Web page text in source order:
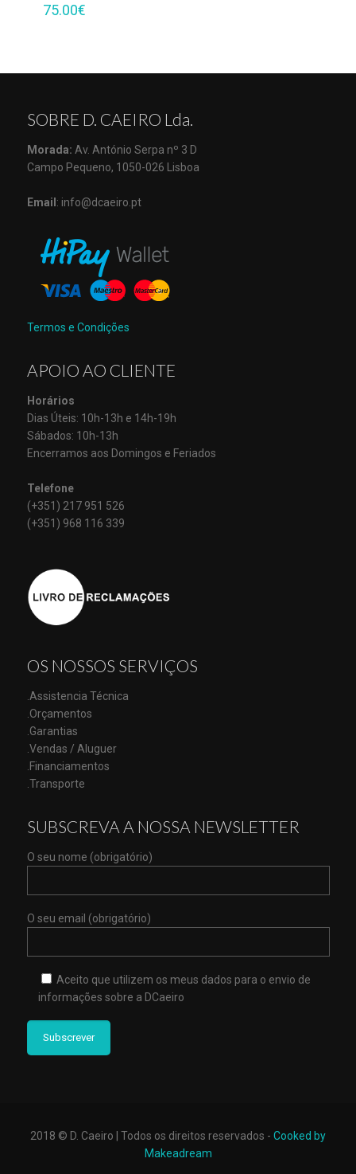
75.00€
SOBRE D. CAEIRO Lda.
Morada: Av. António Serpa nº 3 D
Campo Pequeno, 1050-026 Lisboa
Email : info@dcaeiro.pt
Termos e Condições
APOIO AO CLIENTE
Horários
Dias Úteis: 10h-13h e 14h-19h
Sábados: 10h-13h
Encerramos aos Domingos e Feriados
Telefone
(+351) 217 951 526
(+351) 968 116 339
OS NOSSOS SERVIÇOS
.Assistencia Técnica
.Orçamentos
.Garantias
.Vendas / Aluguer
.Financiamentos
.Transporte
SUBSCREVA A NOSSA NEWSLETTER
O seu nome (obrigatório)
O seu email (obrigatório)
Aceito que utilizem os meus dados para o envio de
informações sobre a DCaeiro
2018 © D. Caeiro | Todos os direitos reservados - Cooked by
Makeadream